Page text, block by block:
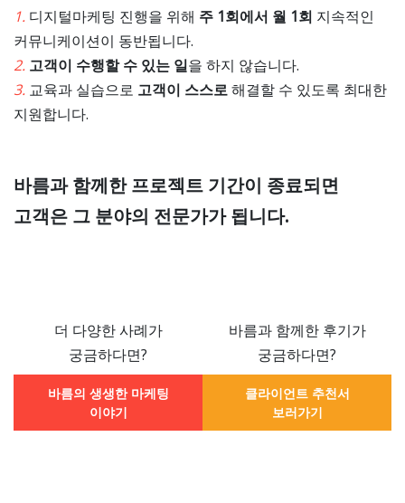
1. 디지털마케팅 진행을 위해 주 1회에서 월 1회 지속적인
커뮤니케이션이 동반됩니다.
2. 고객이 수행할 수 있는 일을 하지 않습니다.
3. 교육과 실습으로 고객이 스스로해결할 수 있도록 최대한
지원합니다.
바름과 함께한 프로젝트 기간이 종료되면
고객은 그 분야의 전문가가 됩니다.
더 다양한 사례가
궁금하다면?
바름과 함께한 후기가
궁금하다면?
바름의 생생한 마케팅
이야기
클라이언트 추천서
보러가기